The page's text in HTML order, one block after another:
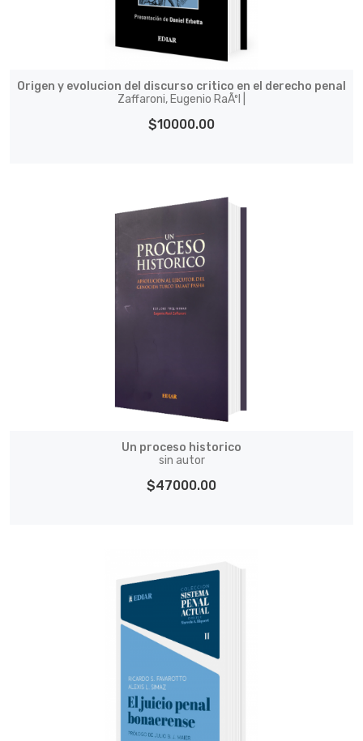
Origen y evolucion del discurso critico en el derecho penal
Zaffaroni, Eugenio RaÃºl |
$10000.00
Un proceso historico
sin autor
$47000.00